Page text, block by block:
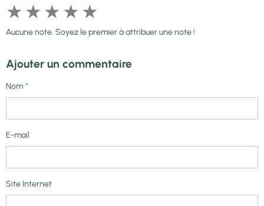
★ ★ ★ ★ ★
Aucune note. Soyez le premier à attribuer une note !
Ajouter un commentaire
Nom
E-mail
Site Internet